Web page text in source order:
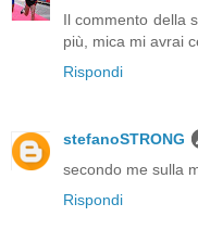
Il commento della
più, mica mi avrai
Rispondi
stefanoSTRONG
secondo me sulla
Rispondi